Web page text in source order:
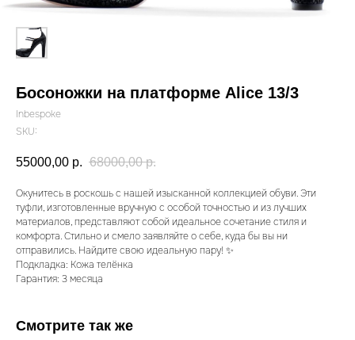
Босоножки на платформе Alice 13/3
Inbespoke
SKU:
55000,00 р. 68000,00 р.
Окунитесь в роскошь с нашей изысканной коллекцией обуви. Эти
туфли, изготовленные вручную с особой точностью и из лучших
материалов, представляют собой идеальное сочетание стиля и
комфорта. Стильно и смело заявляйте о себе, куда бы вы ни
отправились. Найдите свою идеальную пару! ✨
Подкладка: Кожа телёнка
Гарантия: 3 месяца
Смотрите так же